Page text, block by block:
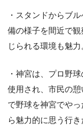
・スタンドからブ
備の様子を間近で
じられる環境も魅力
・神宮は、プロ野
使用され、市民の
で野球を神宮でや
ら魅力的に思う行き